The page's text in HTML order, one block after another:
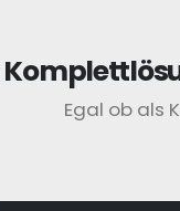
Egal ob als